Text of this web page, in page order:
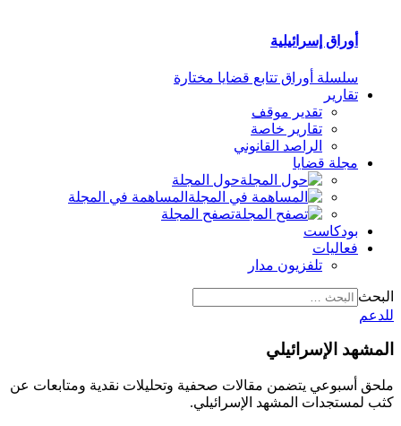
أوراق إسرائيلية
سلسلة أوراق تتابع قضايا مختارة
تقارير
تقدير موقف
تقارير خاصة
الراصد القانوني
مجلة قضايا
حول المجلة
المساهمة في المجلة
تصفح المجلة
بودكاست
فعاليات
تلفزيون مدار
البحث
للدعم
المشهد الإسرائيلي
ملحق أسبوعي يتضمن مقالات صحفية وتحليلات نقدية ومتابعات عن
كثب لمستجدات المشهد الإسرائيلي.